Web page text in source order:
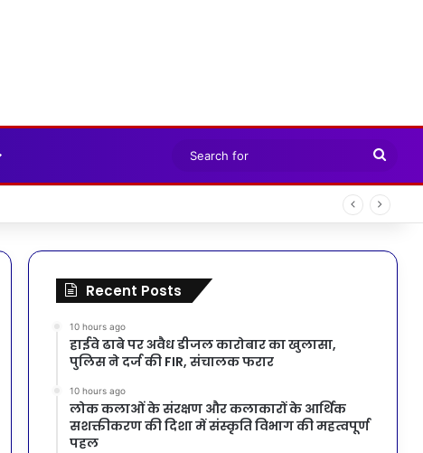
for
Recent Posts
10 hours ago
हाईवे ढाबे पर अवैध डीजल कारोबार का खुलासा,
पुलिस ने दर्ज की FIR, संचालक फरार
10 hours ago
लोक कलाओं के संरक्षण और कलाकारों के आर्थिक
सशक्तीकरण की दिशा में संस्कृति विभाग की महत्वपूर्ण
पहल